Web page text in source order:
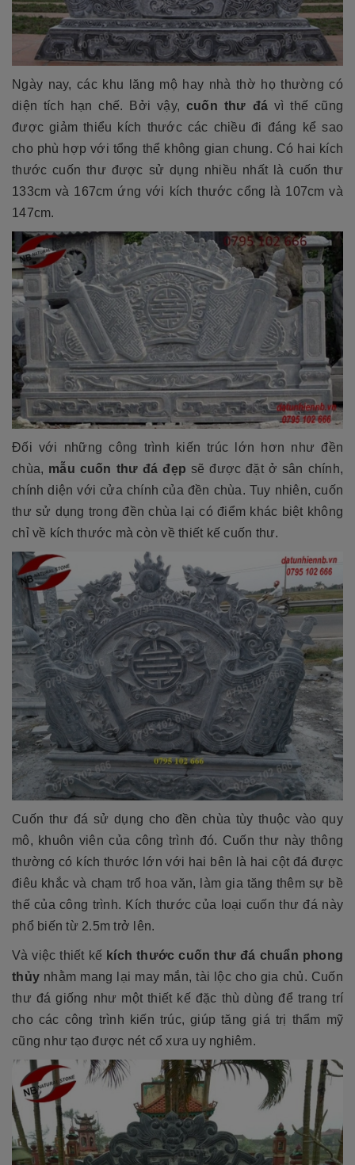
Ngày nay, các khu lăng mộ hay nhà thờ họ thường có
diện tích hạn chế. Bởi vậy, cuốn thư đá vì thế cũng
được giảm thiểu kích thước các chiều đi đáng kể sao
cho phù hợp với tổng thể không gian chung. Có hai kích
thước cuốn thư được sử dụng nhiều nhất là cuốn thư
133cm và 167cm ứng với kích thước cổng là 107cm và
147cm.
Đối với những công trình kiến trúc lớn hơn như đền
chùa, mẫu cuốn thư đá đẹp sẽ được đặt ở sân chính,
chính diện với cửa chính của đền chùa. Tuy nhiên, cuốn
thư sử dụng trong đền chùa lại có điểm khác biệt không
chỉ về kích thước mà còn về thiết kế cuốn thư.
Cuốn thư đá sử dụng cho đền chùa tùy thuộc vào quy
mô, khuôn viên của công trình đó. Cuốn thư này thông
thường có kích thước lớn với hai bên là hai cột đá được
điêu khắc và chạm trổ hoa văn, làm gia tăng thêm sự bề
thế của công trình. Kích thước của loại cuốn thư đá này
phổ biến từ 2.5m trở lên.
Và việc thiết kế kích thước cuốn thư đá chuẩn phong
thủy nhằm mang lại may mắn, tài lộc cho gia chủ. Cuốn
thư đá giống như một thiết kế đặc thù dùng để trang trí
cho các công trình kiến trúc, giúp tăng giá trị thẩm mỹ
cũng như tạo được nét cổ xưa uy nghiêm.